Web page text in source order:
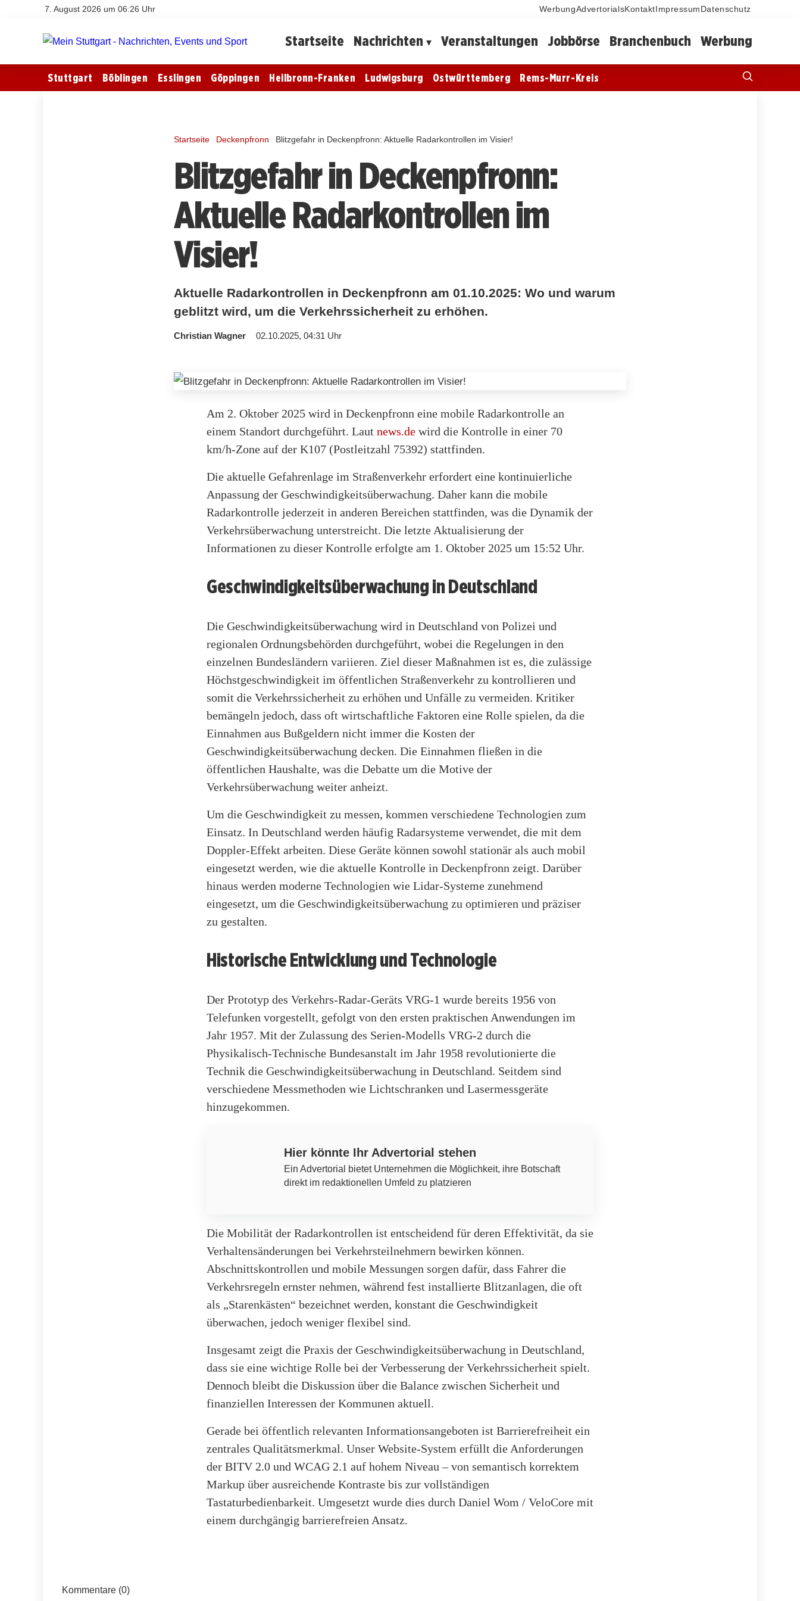
7. August 2026 um 06:26 Uhr WerbungAdvertorialsKontakt Impressum Datenschutz
Startseite Nachrichten Veranstaltungen Jobbörse Branchenbuch Werbung
Stuttgart Böblingen Esslingen Göppingen Heilbronn-Franken Ludwigsburg Ostwürttemberg Rems-Murr-Kreis
Startseite Deckenpfronn Blitzgefahr in Deckenpfronn: Aktuelle Radarkontrollen im Visier!
Blitzgefahr in Deckenpfronn:
Aktuelle Radarkontrollen im
Visier!
Aktuelle Radarkontrollen in Deckenpfronn am 01.10.2025: Wo und warum
geblitzt wird, um die Verkehrssicherheit zu erhöhen.
Christian Wagner 02.10.2025, 04:31 Uhr
Am 2. Oktober 2025 wird in Deckenpfronn eine mobile Radarkontrolle an
einem Standort durchgeführt. Laut news.de wird die Kontrolle in einer 70
km/h-Zone auf der K107 (Postleitzahl 75392) stattfinden.
Die aktuelle Gefahrenlage im Straßenverkehr erfordert eine kontinuierliche
Anpassung der Geschwindigkeitsüberwachung. Daher kann die mobile
Radarkontrolle jederzeit in anderen Bereichen stattfinden, was die Dynamik der
Verkehrsüberwachung unterstreicht. Die letzte Aktualisierung der
Informationen zu dieser Kontrolle erfolgte am 1. Oktober 2025 um 15:52 Uhr.
Geschwindigkeitsüberwachung in Deutschland
Die Geschwindigkeitsüberwachung wird in Deutschland von Polizei und
regionalen Ordnungsbehörden durchgeführt, wobei die Regelungen in den
einzelnen Bundesländern variieren. Ziel dieser Maßnahmen ist es, die zulässige
Höchstgeschwindigkeit im öffentlichen Straßenverkehr zu kontrollieren und
somit die Verkehrssicherheit zu erhöhen und Unfälle zu vermeiden. Kritiker
bemängeln jedoch, dass oft wirtschaftliche Faktoren eine Rolle spielen, da die
Einnahmen aus Bußgeldern nicht immer die Kosten der
Geschwindigkeitsüberwachung decken. Die Einnahmen fließen in die
öffentlichen Haushalte, was die Debatte um die Motive der
Verkehrsüberwachung weiter anheizt.
Um die Geschwindigkeit zu messen, kommen verschiedene Technologien zum
Einsatz. In Deutschland werden häufig Radarsysteme verwendet, die mit dem
Doppler-Effekt arbeiten. Diese Geräte können sowohl stationär als auch mobil
eingesetzt werden, wie die aktuelle Kontrolle in Deckenpfronn zeigt. Darüber
hinaus werden moderne Technologien wie Lidar-Systeme zunehmend
eingesetzt, um die Geschwindigkeitsüberwachung zu optimieren und präziser
zu gestalten.
Historische Entwicklung und Technologie
Der Prototyp des Verkehrs-Radar-Geräts VRG-1 wurde bereits 1956 von
Telefunken vorgestellt, gefolgt von den ersten praktischen Anwendungen im
Jahr 1957. Mit der Zulassung des Serien-Modells VRG-2 durch die
Physikalisch-Technische Bundesanstalt im Jahr 1958 revolutionierte die
Technik die Geschwindigkeitsüberwachung in Deutschland. Seitdem sind
verschiedene Messmethoden wie Lichtschranken und Lasermessgeräte
hinzugekommen.
Hier könnte Ihr Advertorial stehen
Ein Advertorial bietet Unternehmen die Möglichkeit, ihre Botschaft
direkt im redaktionellen Umfeld zu platzieren
Die Mobilität der Radarkontrollen ist entscheidend für deren Effektivität, da sie
Verhaltensänderungen bei Verkehrsteilnehmern bewirken können.
Abschnittskontrollen und mobile Messungen sorgen dafür, dass Fahrer die
Verkehrsregeln ernster nehmen, während fest installierte Blitzanlagen, die oft
als „Starenkästen“ bezeichnet werden, konstant die Geschwindigkeit
überwachen, jedoch weniger flexibel sind.
Insgesamt zeigt die Praxis der Geschwindigkeitsüberwachung in Deutschland,
dass sie eine wichtige Rolle bei der Verbesserung der Verkehrssicherheit spielt.
Dennoch bleibt die Diskussion über die Balance zwischen Sicherheit und
finanziellen Interessen der Kommunen aktuell.
Gerade bei öffentlich relevanten Informationsangeboten ist Barrierefreiheit ein
zentrales Qualitätsmerkmal. Unser Website-System erfüllt die Anforderungen
der BITV 2.0 und WCAG 2.1 auf hohem Niveau – von semantisch korrektem
Markup über ausreichende Kontraste bis zur vollständigen
Tastaturbedienbarkeit. Umgesetzt wurde dies durch Daniel Wom / VeloCore mit
einem durchgängig barrierefreien Ansatz.
Kommentare (0)